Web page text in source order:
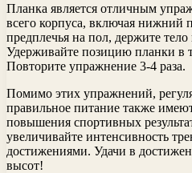
Планка является отличным
всего корпуса, включая нижний
предплечья на пол, держите
Удерживайте позицию планки в
Повторите упражнение 3-4 раза.
Помимо этих упражнений,
правильное питание также
повышения спортивных
увеличивайте интенсивность
достижениями. Удачи в
высот!